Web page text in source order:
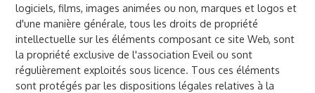
logiciels, films, images animées ou non, marques et logos et
d'une manière générale, tous les droits de propriété
intellectuelle sur les éléments composant ce site Web, sont
la propriété exclusive de l'association Eveil ou sont
régulièrement exploités sous licence. Tous ces éléments
sont protégés par les dispositions légales relatives à la